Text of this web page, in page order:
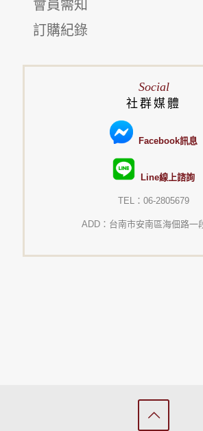
會員需知
訂購紀錄
Social
社群媒體
Facebook訊息
Line線上諮詢
TEL：06-2805679
ADD：台南市安南區海佃路一